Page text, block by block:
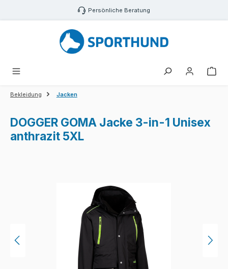
Zum Hauptinhalt springen Persönliche Beratung
Bekleidung Jacken
DOGGER GOMA Jacke 3-in-1 Unisex
anthrazit 5XL